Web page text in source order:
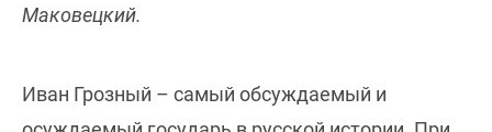
Маковецкий.
Иван Грозный – самый обсуждаемый и